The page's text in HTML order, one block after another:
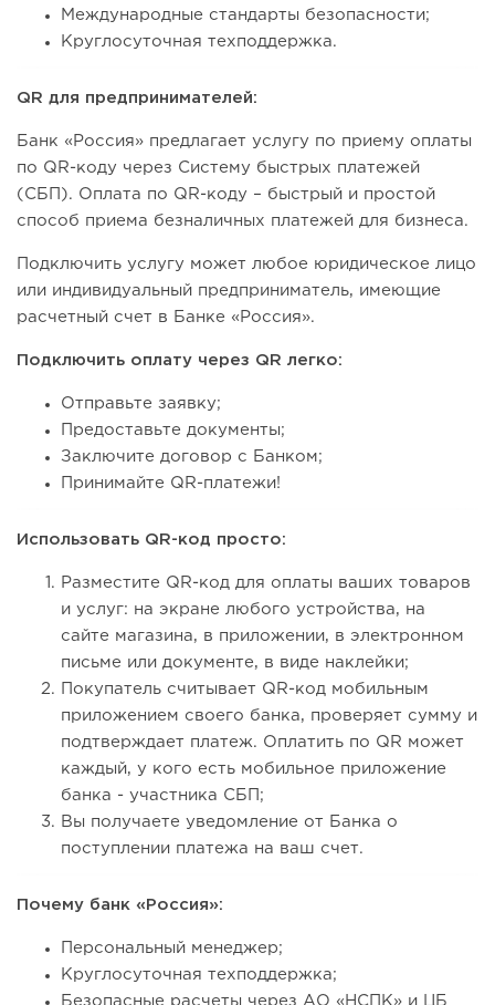
Международные стандарты безопасности;
Круглосуточная техподдержка.
QR для предпринимателей:
Банк «Россия» предлагает услугу по приему оплаты
по QR-коду через Систему быстрых платежей
(СБП). Оплата по QR-коду – быстрый и простой
способ приема безналичных платежей для бизнеса.
Подключить услугу может любое юридическое лицо
или индивидуальный предприниматель, имеющие
расчетный счет в Банке «Россия».
Подключить оплату через QR легко:
Отправьте заявку;
Предоставьте документы;
Заключите договор с Банком;
Принимайте QR-платежи!
Использовать QR-код просто:
Разместите QR-код для оплаты ваших товаров
и услуг: на экране любого устройства, на
сайте магазина, в приложении, в электронном
письме или документе, в виде наклейки;
Покупатель считывает QR-код мобильным
приложением своего банка, проверяет сумму и
подтверждает платеж. Оплатить по QR может
каждый, у кого есть мобильное приложение
банка - участника СБП;
Вы получаете уведомление от Банка о
поступлении платежа на ваш счет.
Почему банк «Россия»:
Персональный менеджер;
Круглосуточная техподдержка;
Безопасные расчеты через АО «НСПК» и ЦБ